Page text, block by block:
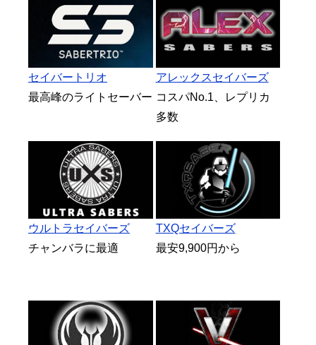
セイバートリオ
最高峰のライトセーバー
アレックスセイバーズ
コスパNo.1、レプリカ
多数
ウルトラセイバーズ
チャンバラに最適
TXQセイバーズ
最安9,900円から